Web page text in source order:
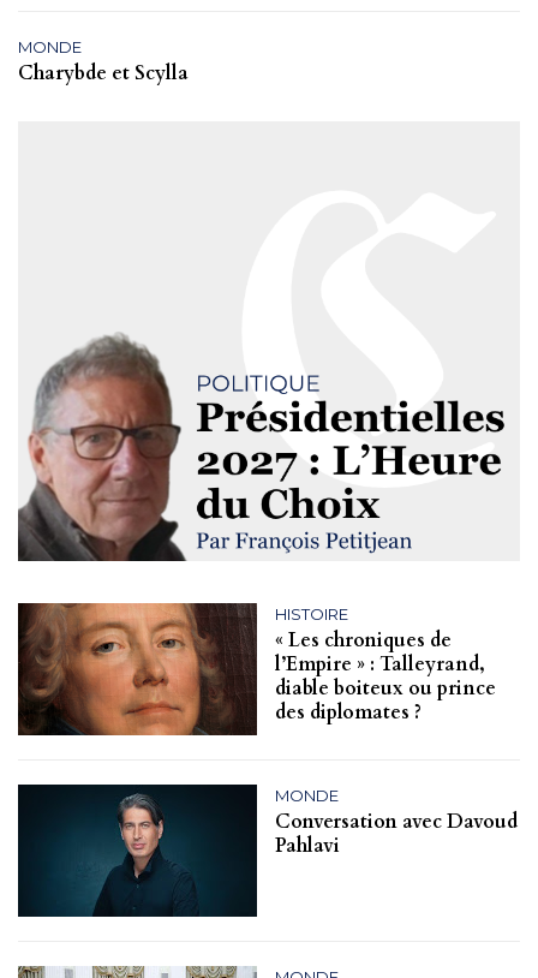
MONDE
Charybde et Scylla
HISTOIRE
« Les chroniques de
l’Empire » : Talleyrand,
diable boiteux ou prince
des diplomates ?
MONDE
Conversation avec Davoud
Pahlavi